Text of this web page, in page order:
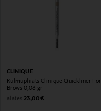
CLINIQUE
Kulmupliiats Clinique Quickliner For
Brows 0,08 gr
alates Original Price
23,00 €